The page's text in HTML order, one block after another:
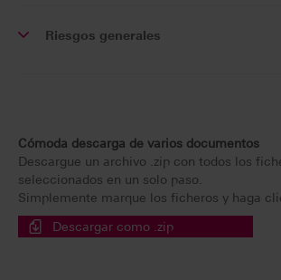
Riesgos generales
Cómoda descarga de varios documentos
Descargue un archivo .zip con todos los
seleccionados en un solo paso.
Simplemente marque los ficheros y haga
Descargar como .zip